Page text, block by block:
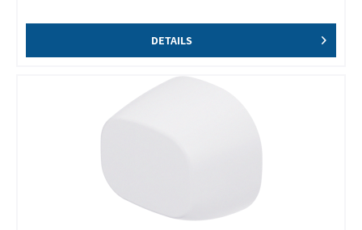
DETAILS